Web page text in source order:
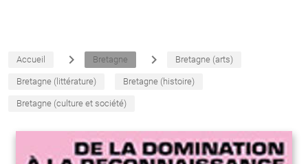
Accueil navigate_next Bretagne navigate_next Bretagne (arts)
Bretagne (littérature) Bretagne (histoire)
Bretagne (culture et société)